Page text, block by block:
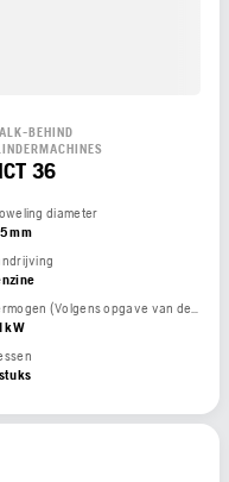
BEHIND
36
diameter
mm
Vermogen (Volgens opgave van de motorfabrikant)
kW